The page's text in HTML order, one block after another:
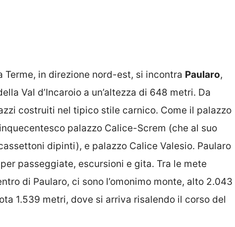
in direzione nord-est, si incontra Paularo,
Val d’Incaroio a un’altezza di 648 metri. Da
costruiti nel tipico stile carnico. Come il palazzo
palazzo Calice-Screm (che al suo
dipinti), e palazzo Calice Valesio. Paularo
passeggiate, escursioni e gita. Tra le mete
di Paularo, ci sono l’omonimo monte, alto 2.043
1.539 metri, dove si arriva risalendo il corso del